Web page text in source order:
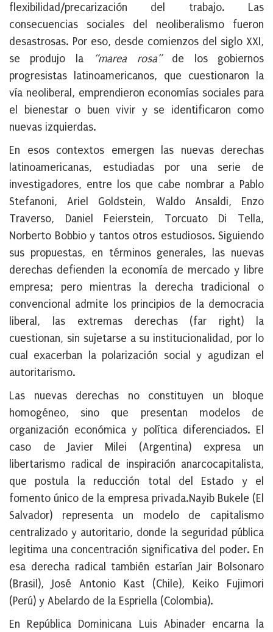
flexibilidad/precarización del trabajo. Las
consecuencias sociales del neoliberalismo fueron
desastrosas. Por eso, desde comienzos del siglo XXI,
se produjo la
“marea rosa”de los gobiernos
progresistas latinoamericanos, que cuestionaron la
vía neoliberal, emprendieron economías sociales para
el bienestar o buen vivir y se identificaron como
nuevas izquierdas.
En esos contextos emergen las nuevas derechas
latinoamericanas, estudiadas por una serie de
investigadores, entre los que cabe nombrar a Pablo
Stefanoni, Ariel Goldstein, Waldo Ansaldi, Enzo
Traverso, Daniel Feierstein, Torcuato Di Tella,
Norberto Bobbio y tantos otros estudiosos. Siguiendo
sus propuestas, en términos generales, las nuevas
derechas defienden la economía de mercado y libre
empresa; pero mientras la derecha tradicional o
convencional admite los principios de la democracia
liberal, las extremas derechas (far right) la
cuestionan, sin sujetarse a su institucionalidad, por lo
cual exacerban la polarización social y agudizan el
autoritarismo.
Las nuevas derechas no constituyen un bloque
homogéneo, sino que presentan modelos de
organización económica y política diferenciados. El
caso de Javier Milei (Argentina) expresa un
libertarismo radical de inspiración anarcocapitalista,
que postula la reducción total del Estado y el
fomento único de la empresa privada.Nayib Bukele (El
Salvador) representa un modelo de capitalismo
centralizado y autoritario, donde la seguridad pública
legitima una concentración significativa del poder. En
esa derecha radical también estarían Jair Bolsonaro
(Brasil), José Antonio Kast (Chile), Keiko Fujimori
(Perú) y Abelardo de la Espriella (Colombia).
En República Dominicana Luis Abinader encarna la